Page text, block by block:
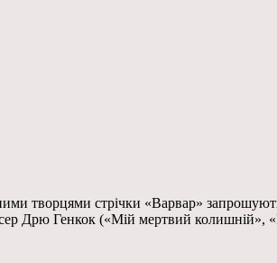
творцями стрічки «Варвар» запрошують
Дрю Генкок («Мій мертвий колишній»,